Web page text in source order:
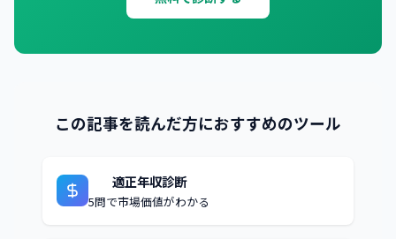
この記事を読んだ方におすすめのツール
適正年収診断
5問で市場価値がわかる